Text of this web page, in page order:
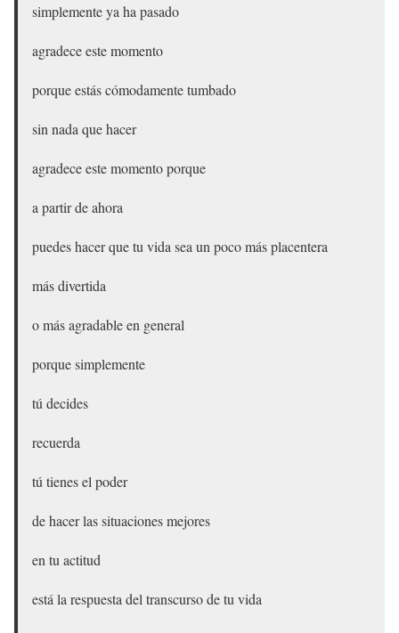
simplemente ya ha pasado
agradece este momento
porque estás cómodamente tumbado
sin nada que hacer
agradece este momento porque
a partir de ahora
puedes hacer que tu vida sea un poco más placentera
más divertida
o más agradable en general
porque simplemente
tú decides
recuerda
tú tienes el poder
de hacer las situaciones mejores
en tu actitud
está la respuesta del transcurso de tu vida